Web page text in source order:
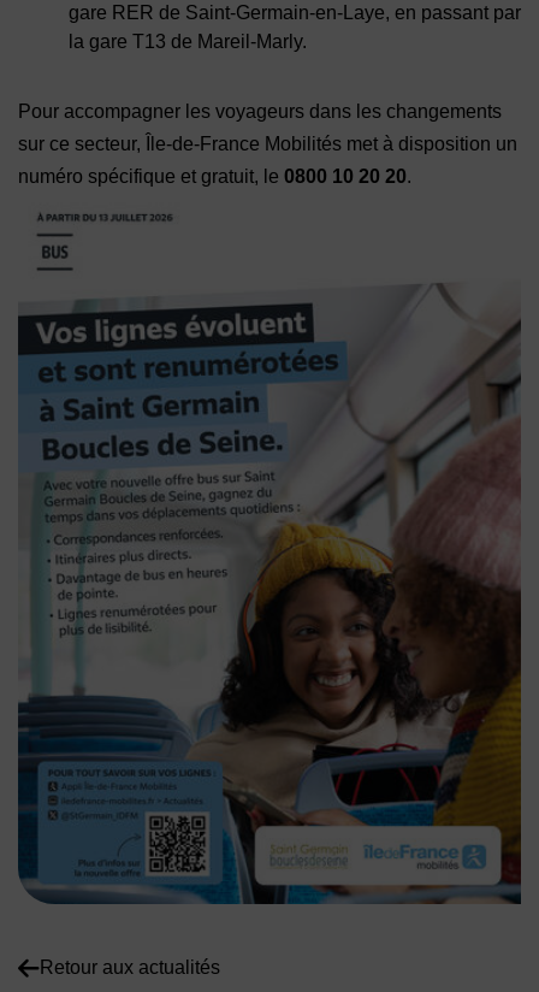
gare RER de Saint-Germain-en-Laye, en passant par
la gare T13 de Mareil-Marly.
Pour accompagner les voyageurs dans les changements
sur ce secteur, Île-de-France Mobilités met à disposition un
numéro spécifique et gratuit, le 0800 10 20 20.
Retour aux actualités